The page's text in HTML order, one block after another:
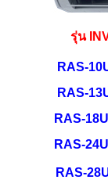
รุ่น
RAS-
RAS-
RAS-
RAS-
RAS-